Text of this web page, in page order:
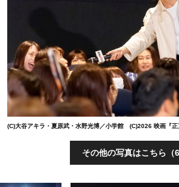
(C)大谷アキラ・夏原武・水野光博／小学館 (C)2026 映画『正
その他の写真はこちら（6